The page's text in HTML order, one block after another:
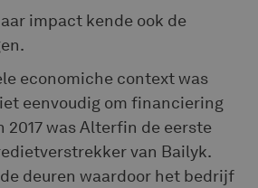
impact kende ook de
economiche context was
eenvoudig om financiering
2017 was Alterfin de eerste
van Bailyk.
deuren waardoor het bedrijf